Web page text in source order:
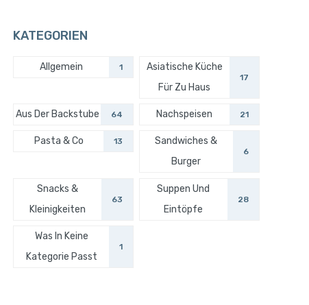
KATEGORIEN
Allgemein 1
Asiatische Küche
Für Zu Haus
17
Aus Der Backstube 64 Nachspeisen 21
Pasta & Co 13
Sandwiches &
Burger
6
Snacks &
Kleinigkeiten
63
Suppen Und
Eintöpfe
28
Was In Keine
Kategorie Passt
1